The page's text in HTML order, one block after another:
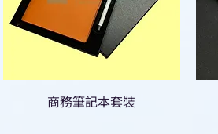
商務筆記本套裝